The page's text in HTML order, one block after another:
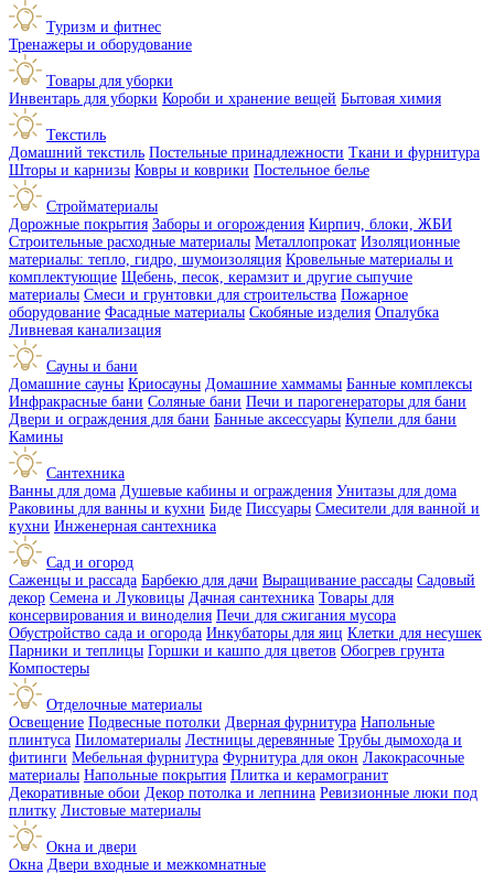
Туризм и фитнес
Тренажеры и оборудование
Товары для уборки
Инвентарь для уборки Короби и хранение вещей Бытовая химия
Текстиль
Домашний текстиль Постельные принадлежности Ткани и фурнитура
Шторы и карнизы Ковры и коврики Постельное белье
Стройматериалы
Дорожные покрытия Заборы и огорождения Кирпич, блоки, ЖБИ
Строительные расходные материалы Металлопрокат Изоляционные
материалы: тепло, гидро, шумоизоляция Кровельные материалы и
комплектующие Щебень, песок, керамзит и другие сыпучие
материалы Смеси и грунтовки для строительства Пожарное
оборудование Фасадные материалы Скобяные изделия Опалубка
Ливневая канализация
Сауны и бани
Домашние сауны Криосауны Домашние хаммамы Банные комплексы
Инфракрасные бани Соляные бани Печи и парогенераторы для бани
Двери и ограждения для бани Банные аксессуары Купели для бани
Камины
Сантехника
Ванны для дома Душевые кабины и ограждения Унитазы для дома
Раковины для ванны и кухни Биде Писсуары Смесители для ванной и
кухни Инженерная сантехника
Сад и огород
Саженцы и рассада Барбекю для дачи Выращивание рассады Садовый
декор Семена и Луковицы Дачная сантехника Товары для
консервирования и виноделия Печи для сжигания мусора
Обустройство сада и огорода Инкубаторы для яиц Клетки для несушек
Парники и теплицы Горшки и кашпо для цветов Обогрев грунта
Компостеры
Отделочные материалы
Освещение Подвесные потолки Дверная фурнитура Напольные
плинтуса Пиломатериалы Лестницы деревянные Трубы дымохода и
фитинги Мебельная фурнитура Фурнитура для окон Лакокрасочные
материалы Напольные покрытия Плитка и керамогранит
Декоративные обои Декор потолка и лепнина Ревизионные люки под
плитку Листовые материалы
Окна и двери
Окна Двери входные и межкомнатные